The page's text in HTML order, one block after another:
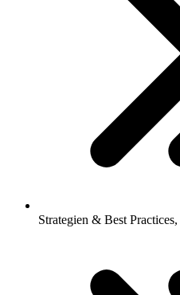
Strategien & Best